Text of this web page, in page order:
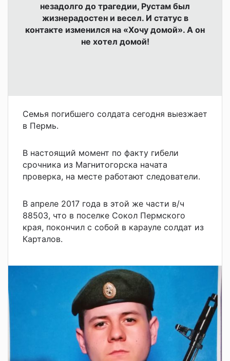
незадолго до трагедии, Рустам был
жизнерадостен и весел. И статус в
контакте изменился на «Хочу домой». А он
не хотел домой!
Семья погибшего солдата сегодня выезжает
в Пермь.
В настоящий момент по факту гибели
срочника из Магнитогорска начата
проверка, на месте работают следователи.
В апреле 2017 года в этой же части в/ч
88503, что в поселке Сокол Пермского
края, покончил с собой в карауле солдат из
Карталов.